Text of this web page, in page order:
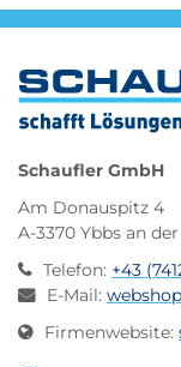
Schaufler GmbH
Am Donauspitz 4
A-3370 Ybbs an
Telefon: +43
E-Mail:
Firmenwebsite: